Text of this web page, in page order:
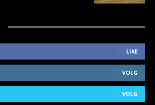
LIKE
VOLG
VOLG